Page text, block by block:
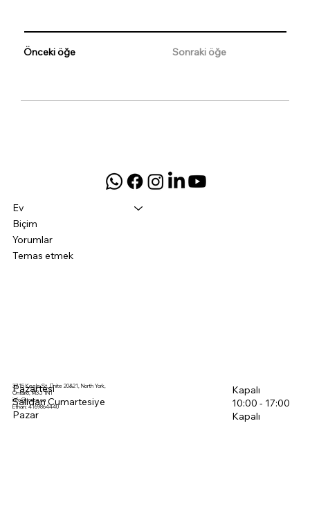
Önceki öğe Sonraki öğe
Ev
Biçim
Yorumlar
Temas etmek
3715 Keele St, Ünite 20&21, North York,
Ontario, M3J 1N1
info@torea.ca
Ethan: 4169864440
Pazartesi
Salıdan Cumartesiye
Pazar
Kapalı
10:00 - 17:00
Kapalı